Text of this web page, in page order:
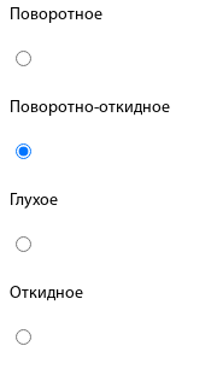
Поворотное
Поворотно-откидное
Глухое
Откидное